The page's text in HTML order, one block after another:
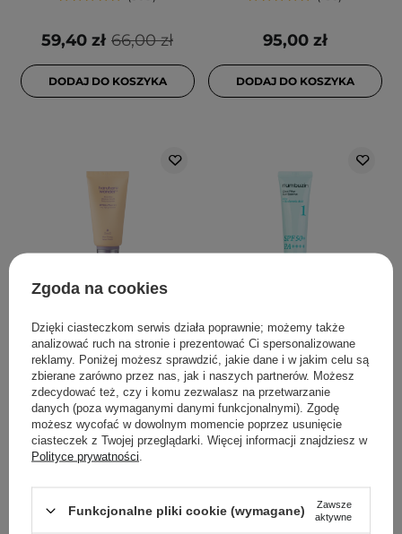
66,00 zł
59,40 zł
DODAJ DO KOSZYKA
95,00 zł
DODAJ DO KOSZYKA
PROMOCJA
Rice Moisture Airyfit Daily
Sunscreen
SPF50+/PA++++ -
Nawilżający Krem z
Filtrem - 50ml
64
Filter Sun Essence
SPF50+ PA++++ -
Rozświetlająca Esencja z
Filtrem - 50ml
75,00 zł
Zgoda na cookies
Dzięki ciasteczkom serwis działa poprawnie; możemy także
analizować ruch na stronie i prezentować Ci spersonalizowane
reklamy. Poniżej możesz sprawdzić, jakie dane i w jakim celu są
zbierane zarówno przez nas, jak i naszych partnerów. Możesz
zdecydować też, czy i komu zezwalasz na przetwarzanie
danych (poza wymaganymi danymi funkcjonalnymi). Zgodę
możesz wycofać w dowolnym momencie poprzez usunięcie
ciasteczek z Twojej przeglądarki. Więcej informacji znajdziesz w
Polityce prywatności
Funkcjonalne pliki cookie (wymagane)
Zawsze
aktywne